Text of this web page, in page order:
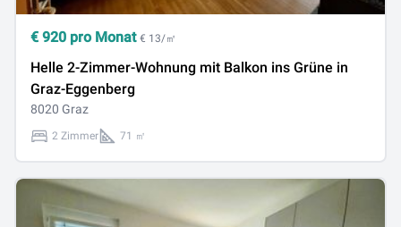
€ 920 pro Monat € 13/㎡
Helle 2-Zimmer-Wohnung mit Balkon ins Grüne in
Graz-Eggenberg
8020 Graz
2 Zimmer 71 ㎡